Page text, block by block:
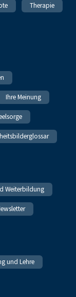
Therapie
Ihre Meinung
Weiterbildung
und Lehre